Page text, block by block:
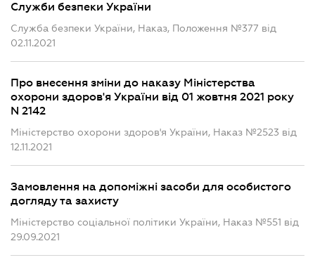
Служби безпеки України
Служба безпеки України, Наказ, Положення №377 від
02.11.2021
Про внесення зміни до наказу Міністерства
охорони здоров'я України від 01 жовтня 2021 року
N 2142
Міністерство охорони здоров'я України, Наказ №2523 від
12.11.2021
Замовлення на допоміжні засоби для особистого
догляду та захисту
Міністерство соціальної політики України, Наказ №551 від
29.09.2021